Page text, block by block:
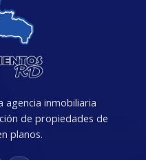
agencia inmobiliaria
de propiedades de
planos.